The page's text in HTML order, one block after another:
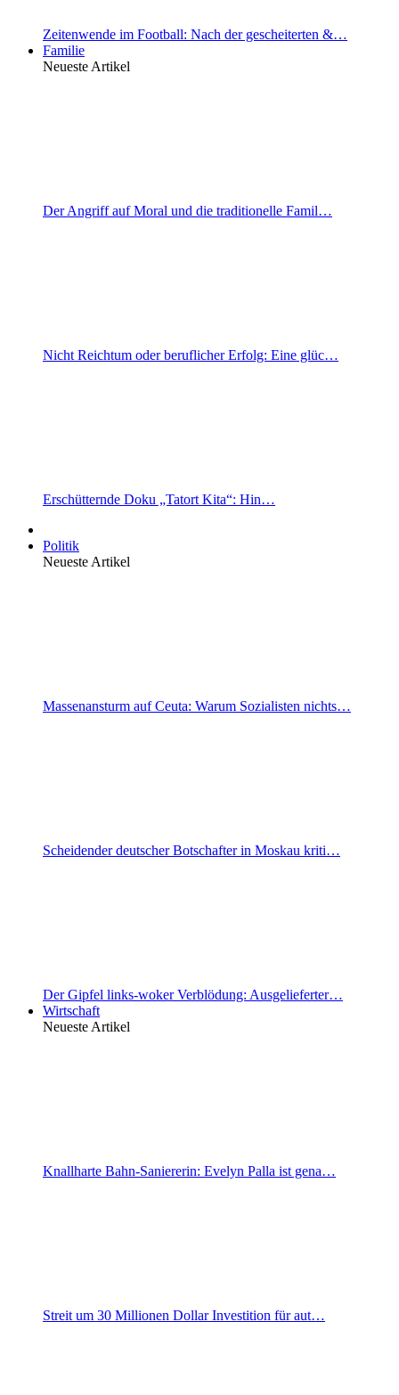
Zeitenwende im Football: Nach der gescheiterten &…
Familie
Neueste Artikel
Der Angriff auf Moral und die traditionelle Famil…
Nicht Reichtum oder beruflicher Erfolg: Eine glüc…
Erschütternde Doku „Tatort Kita“: Hin…
Politik
Neueste Artikel
Massenansturm auf Ceuta: Warum Sozialisten nichts…
Scheidender deutscher Botschafter in Moskau kriti…
Der Gipfel links-woker Verblödung: Ausgelieferter…
Wirtschaft
Neueste Artikel
Knallharte Bahn-Saniererin: Evelyn Palla ist gena…
Streit um 30 Millionen Dollar Investition für aut…